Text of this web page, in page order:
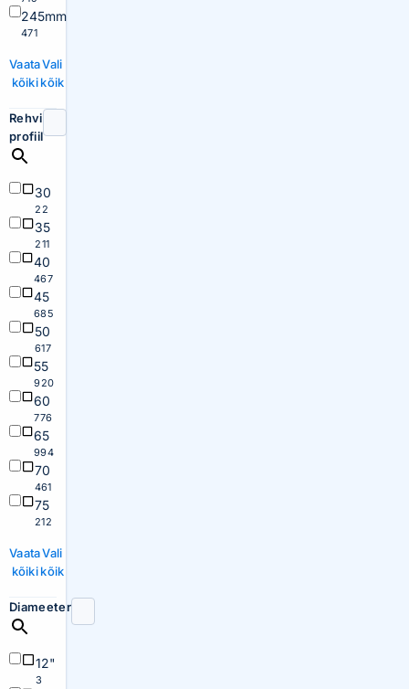
245mm
471
Vaata
kõiki
Vali
kõik
Rehvi
profiil
30
22
35
211
40
467
45
685
50
617
55
920
60
776
65
994
70
461
75
212
Vaata
kõiki
Vali
kõik
Diameeter
12"
3